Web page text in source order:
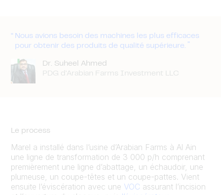
Nous avions besoin des machines les plus efficaces
pour obtenir des produits de qualité supérieure.
Dr. Suheel Ahmed
PDG d'Arabian Farms Investment LLC
Le process
Marel a installé dans l’usine d’Arabian Farms à Al Ain
une ligne de transformation de 3 000 p/h comprenant
premièrement une ligne d’abattage, un échaudoir, une
plumeuse, un coupe-têtes et un coupe-pattes. Vient
ensuite l’éviscération avec une VOC assurant l’incision